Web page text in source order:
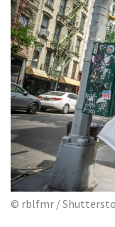
© rblfmr /